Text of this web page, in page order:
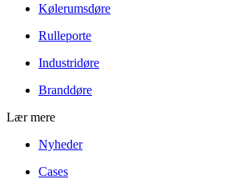
Kølerumsdøre
Rulleporte
Industridøre
Branddøre
Lær mere
Nyheder
Cases